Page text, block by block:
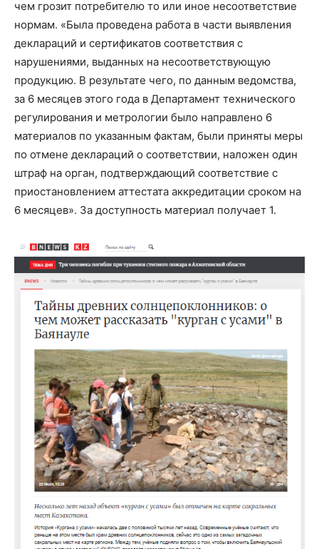
чем грозит потребителю то или иное несоответствие
нормам. «Была проведена работа в части выявления
деклараций и сертификатов соответствия с
нарушениями, выданных на несоответствующую
продукцию. В результате чего, по данным ведомства,
за 6 месяцев этого года в Департамент технического
регулирования и метрологии было направлено 6
материалов по указанным фактам, были приняты меры
по отмене деклараций о соответствии, наложен один
штраф на орган, подтверждающий соответствие с
приостановлением аттестата аккредитации сроком на
6 месяцев». За доступность материал получает 1.